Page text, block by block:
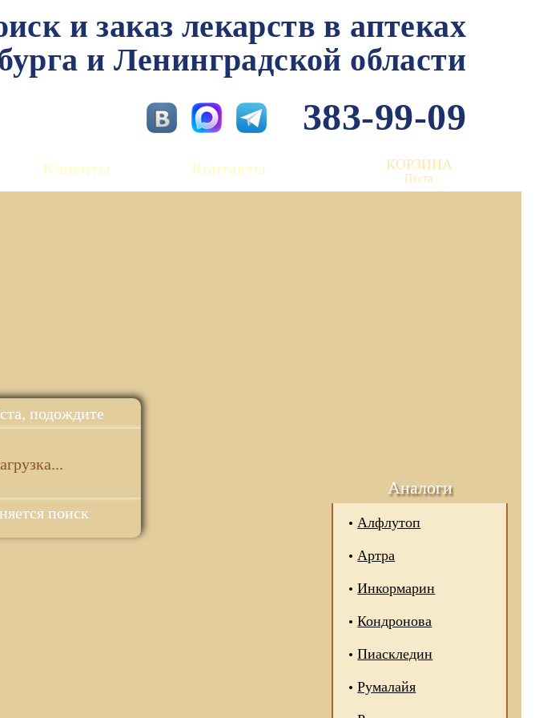
подождите
поиск
и заказ лекарств в аптеках
и Ленинградской области
383-99-09
Клиенты Контакты КОРЗИНА
Пуста
Аналоги
Алфлутоп
Артра
Инкормарин
Кондронова
Пиаскледин
Румалайя